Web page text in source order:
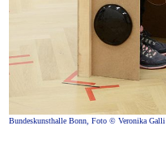
Bundeskunsthalle Bonn, Foto © Veronika Galli